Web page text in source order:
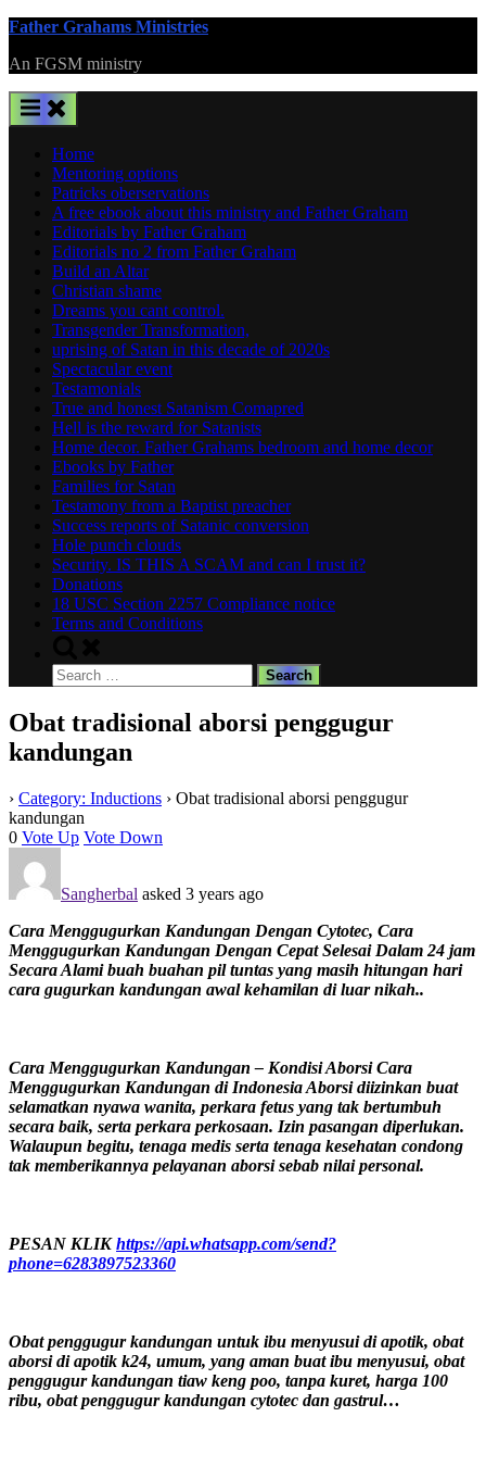
Skip
content
Father Grahams Ministries
An FGSM ministry
Home
Mentoring options
Patricks oberservations
A free ebook about this ministry and Father Graham
Editorials by Father Graham
Editorials no 2 from Father Graham
Build an Altar
Christian shame
Dreams you cant control.
Transgender Transformation,
uprising of Satan in this decade of 2020s
Spectacular event
Testamonials
True and honest Satanism Comapred
Hell is the reward for Satanists
Home decor. Father Grahams bedroom and home decor
Ebooks by Father
Families for Satan
Testamony from a Baptist preacher
Success reports of Satanic conversion
Hole punch clouds
Security. IS THIS A SCAM and can I trust it?
Donations
18 USC Section 2257 Compliance notice
Terms and Conditions
search
form
Search
for:
Obat tradisional aborsi penggugur
kandungan
› Category: Inductions › Obat tradisional aborsi penggugur
kandungan
0 Vote Up Vote Down
Sangherbal asked 3 years ago
Cara Menggugurkan Kandungan Dengan Cytotec, Cara
Menggugurkan Kandungan Dengan Cepat Selesai Dalam 24 jam
Secara Alami buah buahan pil tuntas yang masih hitungan hari
cara gugurkan kandungan awal kehamilan di luar nikah..
Cara Menggugurkan Kandungan – Kondisi Aborsi Cara
Menggugurkan Kandungan di Indonesia Aborsi diizinkan buat
selamatkan nyawa wanita, perkara fetus yang tak bertumbuh
secara baik, serta perkara perkosaan. Izin pasangan diperlukan.
Walaupun begitu, tenaga medis serta tenaga kesehatan condong
tak memberikannya pelayanan aborsi sebab nilai personal.
PESAN KLIKhttps://api.whatsapp.com/send?
phone=6283897523360
Obat penggugur kandungan untuk ibu menyusui di apotik, obat
aborsi di apotik k24, umum, yang aman buat ibu menyusui, obat
penggugur kandungan tiaw keng poo, tanpa kuret, harga 100
ribu, obat penggugur kandungan cytotec dan gastrul…